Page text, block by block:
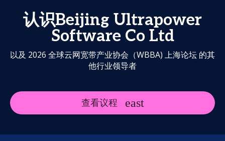
认识Beijing Ultrapower
Software Co Ltd
以及 2026 全球云网宽带产业协会（WBBA) 上海论坛 的其
他行业领导者
查看议程